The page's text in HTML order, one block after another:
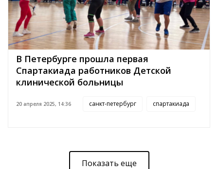
В Петербурге прошла первая
Спартакиада работников Детской
клинической больницы
20 апреля 2025, 14:36 санкт-петербург спартакиада
Показать еще